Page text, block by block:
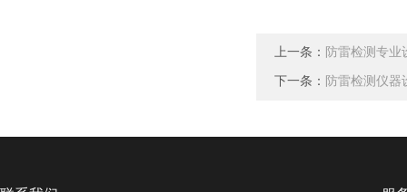
上一条： 防雷检测专业
下一条： 防雷检测仪器